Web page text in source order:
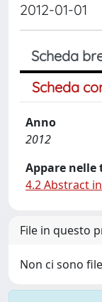
2012-01-01
Scheda
Scheda
Anno
2012
Appare nelle
4.2 Abstract
File in questo
Non ci sono